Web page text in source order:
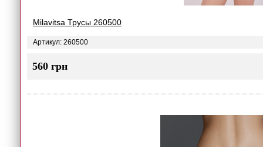
Milavitsa Трусы 260500
Артикул: 260500
560 грн